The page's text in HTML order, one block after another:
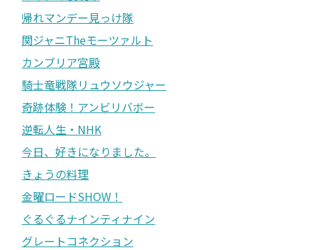
帰れマンデー見っけ隊
関ジャニTheモーツァルト
カンブリア宮殿
騎士竜戦隊リュウソウジャー
奇跡体験！アンビリバボー
逆転人生・NHK
今日、好きになりました。
きょうの料理
金曜ロードSHOW！
ぐるぐるナインティナイン
グレートコネクション